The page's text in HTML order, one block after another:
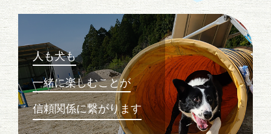
人も犬も
一緒に楽しむことが
信頼関係に繋がります